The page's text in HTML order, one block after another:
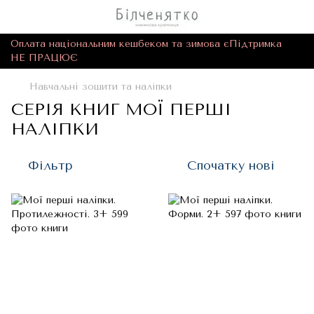
Оплата національним кешбеком та зимова єПідтримка
НЕ ПРАЦЮЄ
Навчальні зошити та наліпки
СЕРІЯ КНИГ МОЇ ПЕРШІ
НАЛІПКИ
Фільтр Спочатку нові